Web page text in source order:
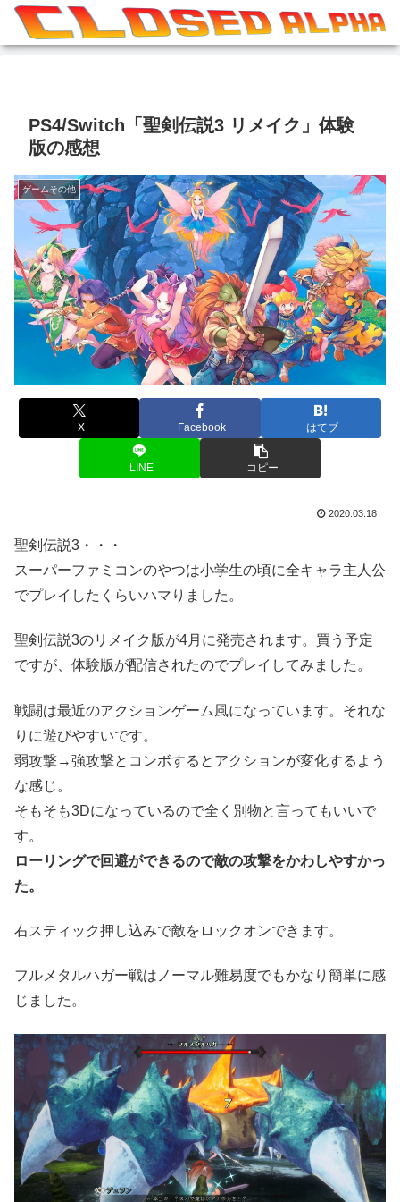
PS4/Switch「聖剣伝説3 リメイク」体験
版の感想
ゲームその他
X Facebook はてブ
LINE コピー
2020.03.18
聖剣伝説3・・・
スーパーファミコンのやつは小学生の頃に全キャラ主人公
でプレイしたくらいハマりました。
聖剣伝説3のリメイク版が4月に発売されます。買う予定
ですが、体験版が配信されたのでプレイしてみました。
戦闘は最近のアクションゲーム風になっています。それな
りに遊びやすいです。
弱攻撃→強攻撃とコンボするとアクションが変化するよう
な感じ。
そもそも3Dになっているので全く別物と言ってもいいで
す。
ローリングで回避ができるので敵の攻撃をかわしやすかっ
た。
右スティック押し込みで敵をロックオンできます。
フルメタルハガー戦はノーマル難易度でもかなり簡単に感
じました。